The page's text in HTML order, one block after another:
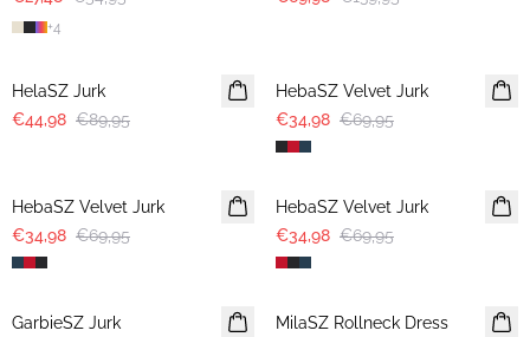
+4
HelaSZ Jurk
€44,98 €89,95
HebaSZ Velvet Jurk
€34,98 €69,95
HebaSZ Velvet Jurk
€34,98 €69,95
-50%
HebaSZ Velvet Jurk
€34,98 €69,95
-50%
GarbieSZ Jurk
-50%
MilaSZ Rollneck Dress